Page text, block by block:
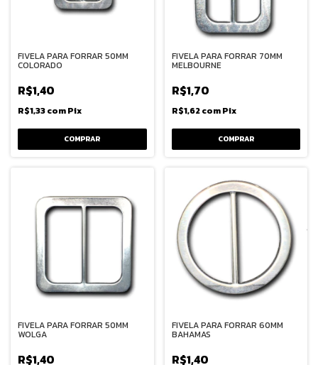
FIVELA PARA FORRAR 50MM
COLORADO
R$1,40
R$1,33comPix
FIVELA PARA FORRAR 70MM
MELBOURNE
R$1,70
R$1,62comPix
FIVELA PARA FORRAR 50MM
WOLGA
R$1,40
FIVELA PARA FORRAR 60MM
BAHAMAS
R$1,40